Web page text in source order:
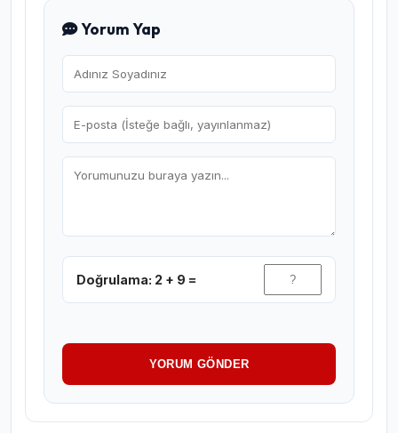
Yorum Yap
Doğrulama: 2 + 9 =
YORUM GÖNDER